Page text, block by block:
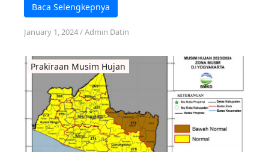
Baca Selengkepnya
January 1, 2024/Admin Datin
Prakiraan Musim Hujan